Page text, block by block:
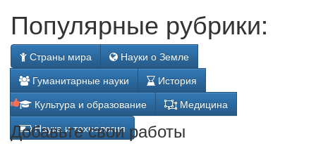
Популярные рубрики:
Страны мира
Науки о Земле
Гуманитарные науки
История
Культура и образование
Медицина
Наука и технология
Добавьте свои работы